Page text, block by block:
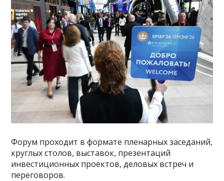
Форум проходит в формате пленарных заседаний,
круглых столов, выставок, презентаций
инвестиционных проектов, деловых встреч и
переговоров.